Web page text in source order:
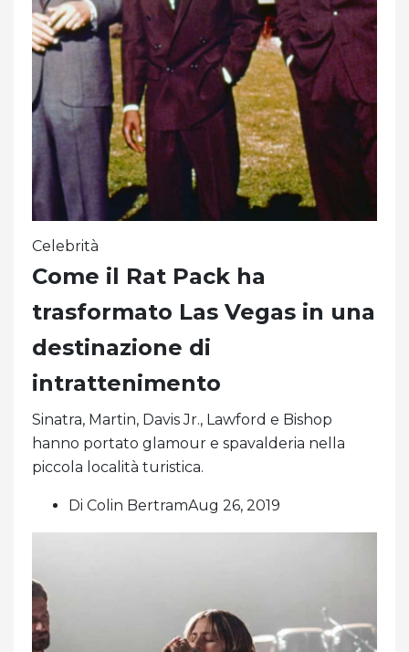
Celebrità
Come il Rat Pack ha
trasformato Las Vegas in una
destinazione di
intrattenimento
Sinatra, Martin, Davis Jr., Lawford e Bishop
hanno portato glamour e spavalderia nella
piccola località turistica.
Di Colin BertramAug 26, 2019